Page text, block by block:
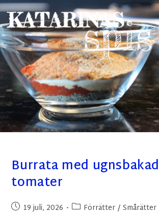
Burrata med
tomater
19 juli, 2026 Förrätter / Smårätter